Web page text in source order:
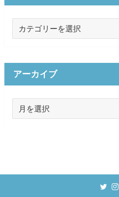
ー
アーカイブ